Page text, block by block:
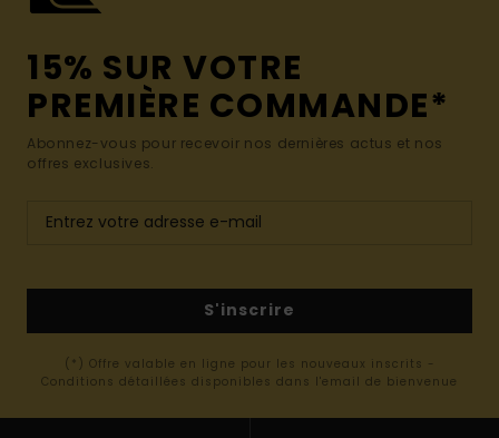
15% SUR VOTRE
PREMIÈRE COMMANDE*
Abonnez-vous pour recevoir nos dernières actus et nos
offres exclusives.
S'inscrire
(*) Offre valable en ligne pour les nouveaux inscrits -
Conditions détaillées disponibles dans l'email de bienvenue